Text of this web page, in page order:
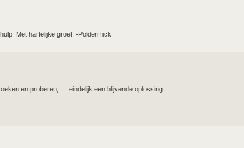
Met hartelijke groet, -Poldermick
en proberen,…. eindelijk een blijvende oplossing.